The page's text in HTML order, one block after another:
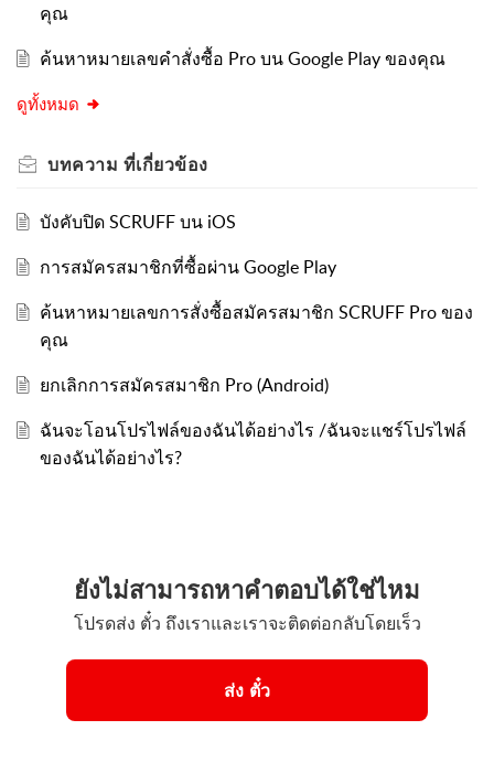
คุณ
ค้นหาหมายเลขคำสั่งซื้อ Pro บน Google Play ของคุณ
ดูทั้งหมด
บทความ ที่เกี่ยวข้อง
บังคับปิด SCRUFF บน iOS
การสมัครสมาชิกที่ซื้อผ่าน Google Play
ค้นหาหมายเลขการสั่งซื้อสมัครสมาชิก SCRUFF Pro ของ
คุณ
ยกเลิกการสมัครสมาชิก Pro (Android)
ฉันจะโอนโปรไฟล์ของฉันได้อย่างไร /ฉันจะแชร์โปรไฟล์
ของฉันได้อย่างไร?
ยังไม่สามารถหาคำตอบได้ใช่ไหม
โปรดส่ง ตั๋ว ถึงเราและเราจะติดต่อกลับโดยเร็ว
ส่ง ตั๋ว